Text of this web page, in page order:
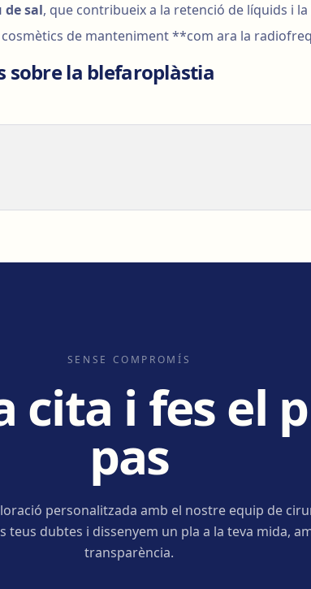
de sal, que contribueix a la retenció de líquids i
de manteniment **com ara la
sobre la blefaroplàstia
SENSE COMPROMÍS
cita i fes el
pas
personalitzada amb el nostre equip de
teus dubtes i dissenyem un pla a la teva mida,
transparència.